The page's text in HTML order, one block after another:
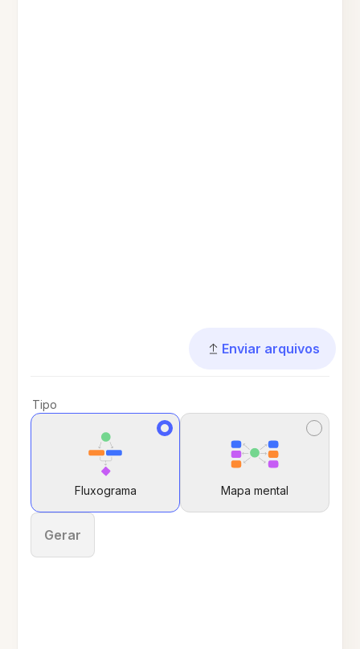
Enviar arquivos
Tipo
Fluxograma Mapa mental
Gerar